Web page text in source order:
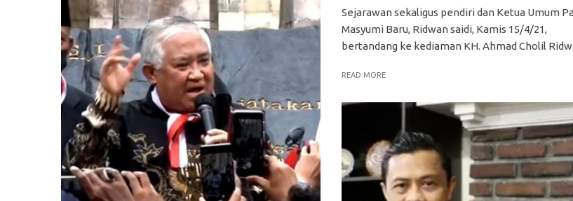
Sejarawan sekaligus pendiri dan Ketua Umum
Masyumi Baru, Ridwan saidi, Kamis 15/4/21,
bertandang ke kediaman KH. Ahmad Cholil
READ MORE